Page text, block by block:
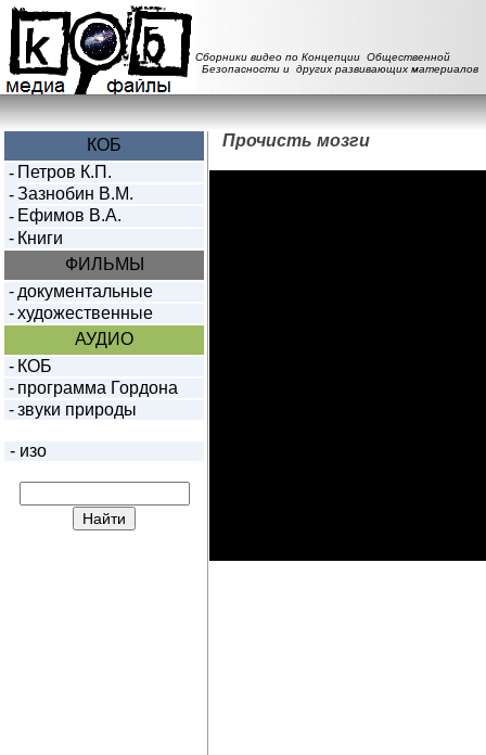
Сборники видео по Концепции Общественной
Безопасности и других развивающих материалов
КОБ
- Петров К.П.
- Зазнобин В.М.
- Ефимов В.А.
- Книги
ФИЛЬМЫ
- документальные
- художественные
АУДИО
- КОБ
- программа Гордона
- звуки природы
- изо
Прочисть мозги